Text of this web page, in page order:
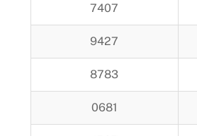
7407
9427
8783
0681